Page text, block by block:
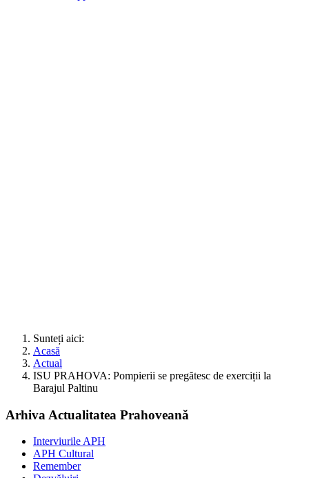
Sunteți aici:
Acasă
Actual
ISU PRAHOVA: Pompierii se pregătesc de exerciții la
Barajul Paltinu
Arhiva Actualitatea Prahoveană
Interviurile APH
APH Cultural
Remember